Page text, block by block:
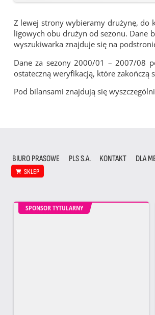
Z lewej strony wybieramy drużynę, do
ligowych obu drużyn od sezonu. Dane
wyszukiwarka znajduje się na
Dane za sezony 2000/01 – 2007/08
ostateczną weryfikacją, które zakończą
Pod bilansami znajdują się
BIURO PRASOWE PLS S.A. KONTAKT DLA
SKLEP
SPONSOR TYTULARNY